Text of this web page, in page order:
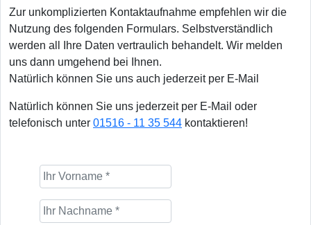
Zur unkomplizierten Kontaktaufnahme empfehlen wir die
Nutzung des folgenden Formulars. Selbstverständlich
werden all Ihre Daten vertraulich behandelt. Wir melden
uns dann umgehend bei Ihnen.
Natürlich können Sie uns auch jederzeit per E-Mail
Natürlich können Sie uns jederzeit per E-Mail oder
telefonisch unter 01516 - 11 35 544 kontaktieren!